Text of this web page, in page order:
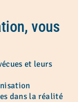
vous
et leurs
dans la réalité